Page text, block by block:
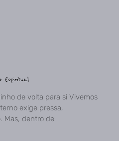
Espiritual
de volta para si Vivemos
exige pressa,
Mas, dentro de